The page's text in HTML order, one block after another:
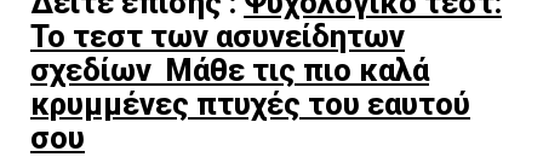
Το τεστ των ασυνείδητων
σχεδίων Μάθε τις πιο καλά
κρυμμένες πτυχές του εαυτού
σου